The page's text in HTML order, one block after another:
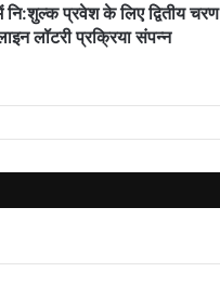
में नि:शुल्क प्रवेश के लिए द्वितीय चरण
लॉटरी प्रक्रिया संपन्न